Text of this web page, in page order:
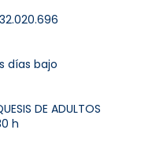
días bajo
DE ADULTOS
h